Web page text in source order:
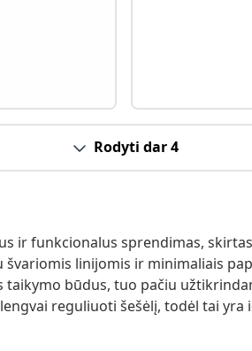
Rodyti dar 4
ir funkcionalus sprendimas,
švariomis linijomis ir minimaliais
taikymo būdus, tuo pačiu
reguliuoti šešėlį, todėl tai